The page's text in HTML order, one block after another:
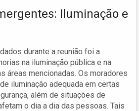
Iluminação e
durante a reunião foi a
na iluminação pública e na
áreas mencionadas. Os moradores
iluminação adequada em certas
além de situações de
o dia a dia das pessoas. Tais